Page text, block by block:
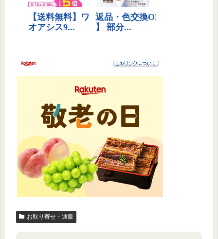
お取り寄せ・通販